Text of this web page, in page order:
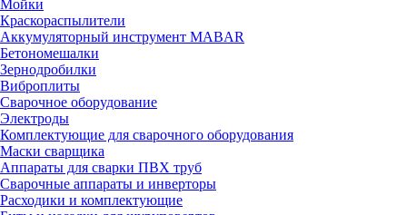
Мойки
Краскораспылители
Аккумуляторный инструмент MABAR
Бетономешалки
Зернодробилки
Виброплиты
Сварочное оборудование
Электроды
Комплектующие для сварочного оборудования
Маски сварщика
Аппараты для сварки ПВХ труб
Сварочные аппараты и инверторы
Расходики и комплектующие